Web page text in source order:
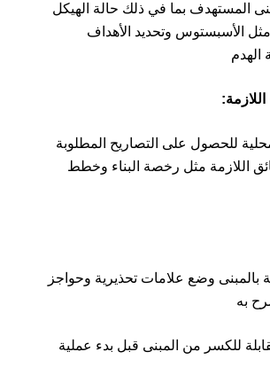
المستهدف بما في ذلك حالة الهيكل
الأسبستوس وتحديد الأهداف
الهدم
للحصول على التصاريح المطلوبة
اللازمة مثل رخصة البناء وخطط
بالمبنى وضع علامات تحذيرية وحواجز
به
للكسر من المبنى قبل بدء عملية